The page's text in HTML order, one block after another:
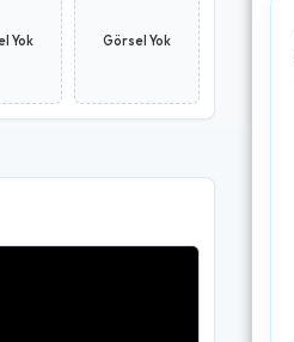
Yok Görsel Yok